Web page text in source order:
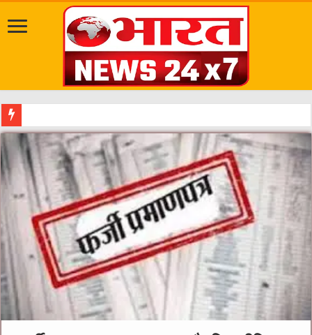
दत्तात्रेय अखाड़ा, श्याम धाम आश्रम और राजराजेश्वरी आश्रम पहुंचकर संतों का